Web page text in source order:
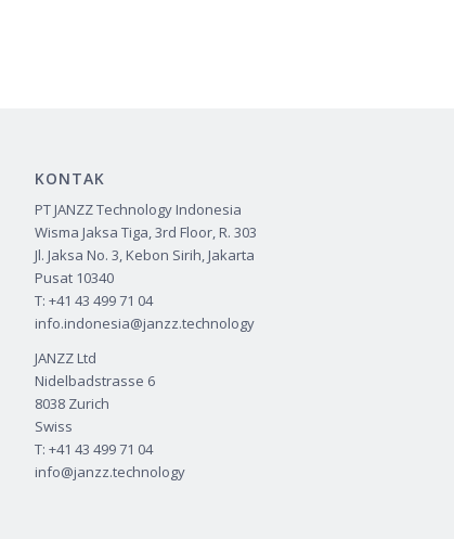
KONTAK
PT JANZZ Technology Indonesia
Wisma Jaksa Tiga, 3rd Floor, R. 303
Jl. Jaksa No. 3, Kebon Sirih, Jakarta
Pusat 10340
T: +41 43 499 71 04
info.indonesia@janzz.technology
JANZZ Ltd
Nidelbadstrasse 6
8038 Zurich
Swiss
T: +41 43 499 71 04
info@janzz.technology